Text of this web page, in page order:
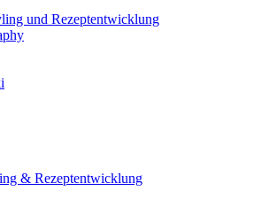
und Rezeptentwicklung
& Rezeptentwicklung